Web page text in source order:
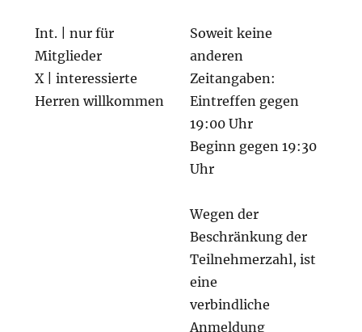
Int. | nur für
Mitglieder
X | interessierte
Herren willkommen
Soweit keine
anderen
Zeitangaben:
Eintreffen gegen
19:00 Uhr
Beginn gegen 19:30
Uhr
Wegen der
Beschränkung der
Teilnehmerzahl, ist
eine
verbindliche
Anmeldung